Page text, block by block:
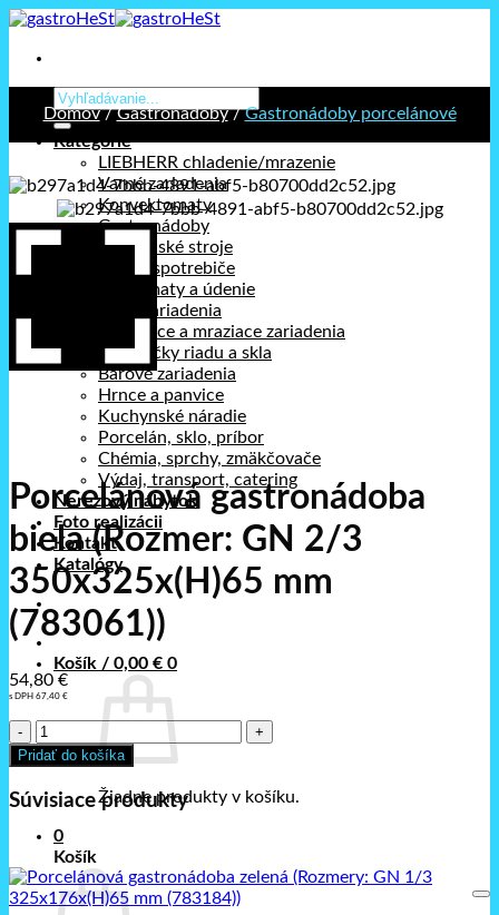
Prejsť
obsah
Hľadať:
Kategórie
LIEBHERR chladenie/mrazenie
Varné zariadenia
Konvektomaty
Gastronádoby
Kuchynské stroje
Stolné spotrebiče
Holdomaty a údenie
Pizza zariadenia
Chladiace a mraziace zariadenia
Umývačky riadu a skla
Barové zariadenia
Hrnce a panvice
Kuchynské náradie
Porcelán, sklo, príbor
Chémia, sprchy, zmäkčovače
Výdaj, transport, catering
Nerezový nábytok
Foto realizácii
Kontakt
Katalógy
Košík / 0,00 € 0
Žiadne produkty v košíku.
0
Košík
Domov / Gastronádoby / Gastronádoby porcelánové
Porcelánová gastronádoba
biela (Rozmer: GN 2/3
350x325x(H)65 mm
(783061))
54,80 €
s DPH 67,40 €
množstvo
Porcelánová
gastronádoba
biela
GN
2/3
350x325x(H)65
mm
Pridať do košíka
Súvisiace produkty